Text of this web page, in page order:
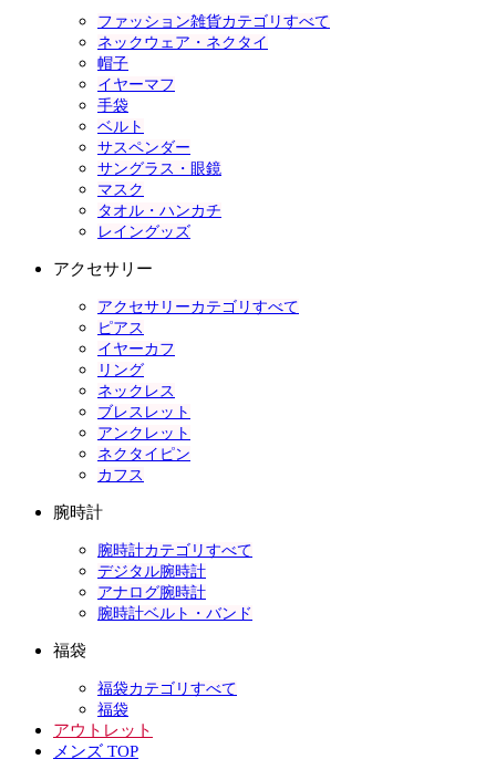
ファッション雑貨カテゴリすべて
ネックウェア・ネクタイ
帽子
イヤーマフ
手袋
ベルト
サスペンダー
サングラス・眼鏡
マスク
タオル・ハンカチ
レイングッズ
アクセサリー
アクセサリーカテゴリすべて
ピアス
イヤーカフ
リング
ネックレス
ブレスレット
アンクレット
ネクタイピン
カフス
腕時計
腕時計カテゴリすべて
デジタル腕時計
アナログ腕時計
腕時計ベルト・バンド
福袋
福袋カテゴリすべて
福袋
アウトレット
メンズ TOP